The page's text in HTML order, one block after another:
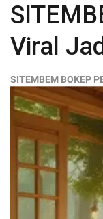
Viral
SITEMBEM BOKEP